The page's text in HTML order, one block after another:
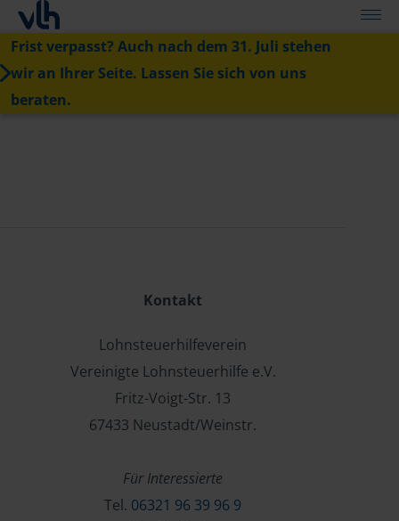
Frist verpasst? Auch nach dem 31. Juli stehen
wir an Ihrer Seite. Lassen Sie sich von uns
beraten.
Kontakt
Lohnsteuerhilfeverein
Vereinigte Lohnsteuerhilfe e.V.
Fritz-Voigt-Str. 13
67433 Neustadt/Weinstr.
Für Interessierte
Tel. 06321 96 39 96 9